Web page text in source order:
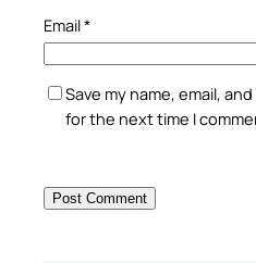
Email*
Save my name, email,
for the next time I